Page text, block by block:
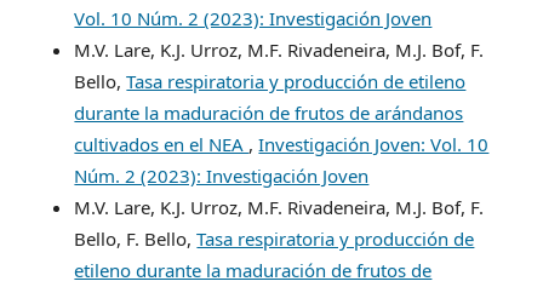
Vol. 10 Núm. 2 (2023): Investigación Joven
M.V. Lare, K.J. Urroz, M.F. Rivadeneira, M.J. Bof, F.
Bello,Tasa respiratoria y producción de etileno
durante la maduración de frutos de arándanos
cultivados en el NEA ,Investigación Joven: Vol. 10
Núm. 2 (2023): Investigación Joven
M.V. Lare, K.J. Urroz, M.F. Rivadeneira, M.J. Bof, F.
Bello, F. Bello,Tasa respiratoria y producción de
etileno durante la maduración de frutos de